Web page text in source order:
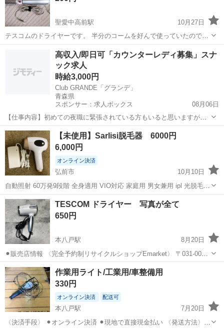
聖愛中高前駅
10月27日
テスコムのドライヤーです。 半分のコームを好んで使っていたので、
こちらはきれいな状態です。
弘前市 聖愛中高前駅 美容家電 ドライヤー
高収入/即日可「カウンターレディ募集」スナ
ック求人
時給3,000円
Club GRANDE「グランデ」
青森県
スポンサー：求人ボックス
08月06日
【仕事内容】初めての夜職に緊張されている方もいると思いますが
「Club GRANDE「グランデ」」のお仕事は至ってシンプルです! お客
様と楽しくお喋り お客様のドリンクを作ってご提供 ⇒基本上記の業務
だけ もちろんスタッフがイチ...
アルバイト・パート
【未使用】Sarlisi脱毛器 6000円
6,000円
オンライン決済
弘前市
10月10日
自動照射 60万発9段階 全身適用 VIO対応 家庭用 男女兼用 ipl 光脱毛器
髭 Amazonで9000円ほどで購入したのですが、めんどくさがり屋の私
は1度も使うことがなく部屋の隅にずっと置いてありました。
青森 弘前市 Amazon
TESCOM ドライヤー 写真が全て
650円
本八戸駅
8月20日
⚫︎販売店情報 〈完全予約制リサイクルショップEmarket〉 〒031-0022
青森県八戸市糠塚平中２０−２２ ご予約はLINEかジモティのメッセー
ジにてお待ちしております。
青森 八戸市 本八戸駅 美容家電 ドライヤー
作業用ライト/工業用/車整備用
330円
オンライン決済 配送可
本八戸駅
7月20日
〈決済手段〉 ⚫︎オンライン決済 ⚫︎現地で直接現金払い 〈発送方法〉